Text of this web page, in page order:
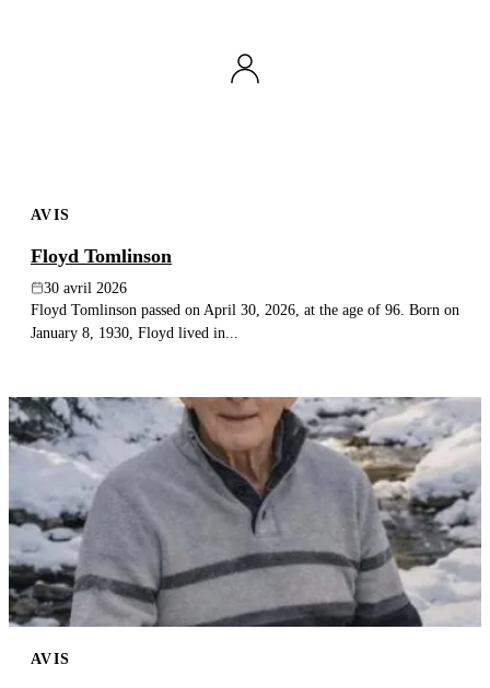
AVIS
Floyd Tomlinson
30 avril 2026
Floyd Tomlinson passed on April 30, 2026, at the age of 96. Born on
January 8, 1930, Floyd lived in...
AVIS